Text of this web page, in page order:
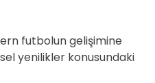
futbolun gelişimine
yenilikler konusundaki